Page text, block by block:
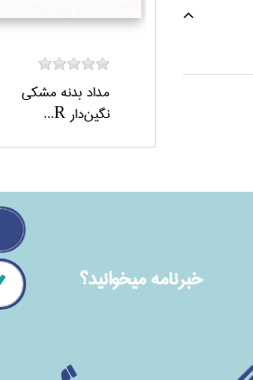
مداد بدنه مشكي
نگين‌دار R...
خبرنامه ميخوانيد؟